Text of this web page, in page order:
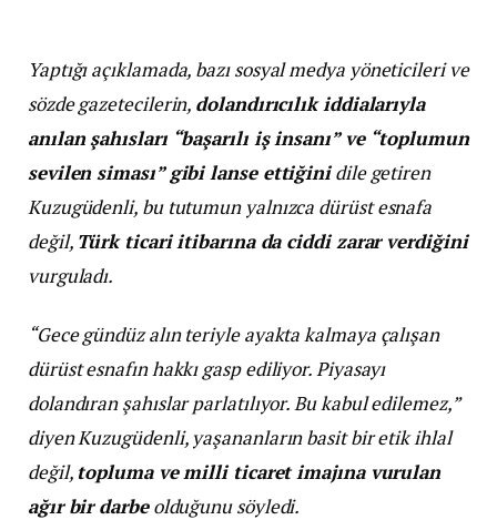
Yaptığı açıklamada, bazı sosyal medya yöneticileri ve
sözde gazetecilerin, dolandırıcılık iddialarıyla
anılan şahısları “başarılı iş insanı” ve “toplumun
sevilen siması” gibi lanse ettiğinidile getiren
Kuzugüdenli, bu tutumun yalnızca dürüst esnafa
değil, Türk ticari itibarına da ciddi zarar verdiğini
vurguladı.
“Gece gündüz alın teriyle ayakta kalmaya çalışan
dürüst esnafın hakkı gasp ediliyor. Piyasayı
dolandıran şahıslar parlatılıyor. Bu kabul edilemez,”
diyen Kuzugüdenli, yaşananların basit bir etik ihlal
değil, topluma ve milli ticaret imajına vurulan
ağır bir darbeolduğunu söyledi.